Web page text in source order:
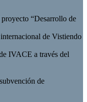
“Desarrollo de
de Vistiendo
IVACE a través del
de